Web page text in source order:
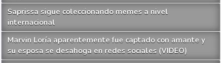
Saprissa sigue coleccionando memes a nivel
internacional
Marvin Loría aparentemente fue captado con amante y
su esposa se desahoga en redes sociales (VIDEO)